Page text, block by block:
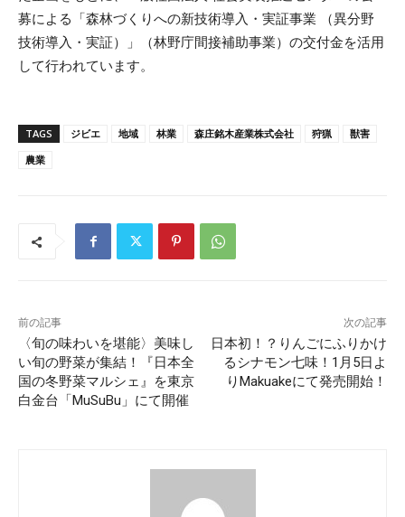
募による「森林づくりへの新技術導入・実証事業 （異分野
技術導入・実証）」（林野庁間接補助事業）の交付金を活用
して行われています。
TAGS ジビエ 地域 林業 森庄銘木産業株式会社 狩猟
獣害
農業
前の記事
〈旬の味わいを堪能〉美味し
い旬の野菜が集結！『日本全
国の冬野菜マルシェ』を東京
白金台「MuSuBu」にて開催
次の記事
日本初！？りんごにふりかけ
るシナモン七味！1月5日よ
りMakuakeにて発売開始！